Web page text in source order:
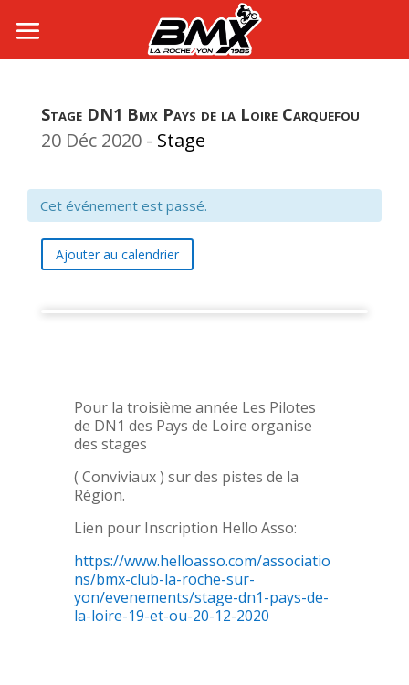
Stage DN1 Bmx Pays de la Loire Carquefou
20 Déc 2020 - Stage
Cet événement est passé.
Ajouter au calendrier
Pour la troisième année Les Pilotes
de DN1 des Pays de Loire organise
des stages
( Conviviaux ) sur des pistes de la
Région.
Lien pour Inscription Hello Asso:
https://www.helloasso.com/associatio
ns/bmx-club-la-roche-sur-
yon/evenements/stage-dn1-pays-de-
la-loire-19-et-ou-20-12-2020